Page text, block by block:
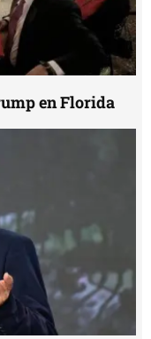
en Florida